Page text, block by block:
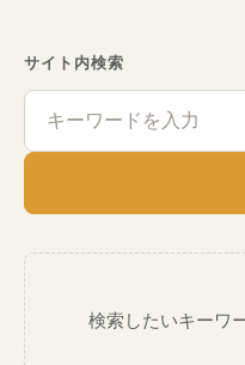
サイト内検索
検索したいキーワ